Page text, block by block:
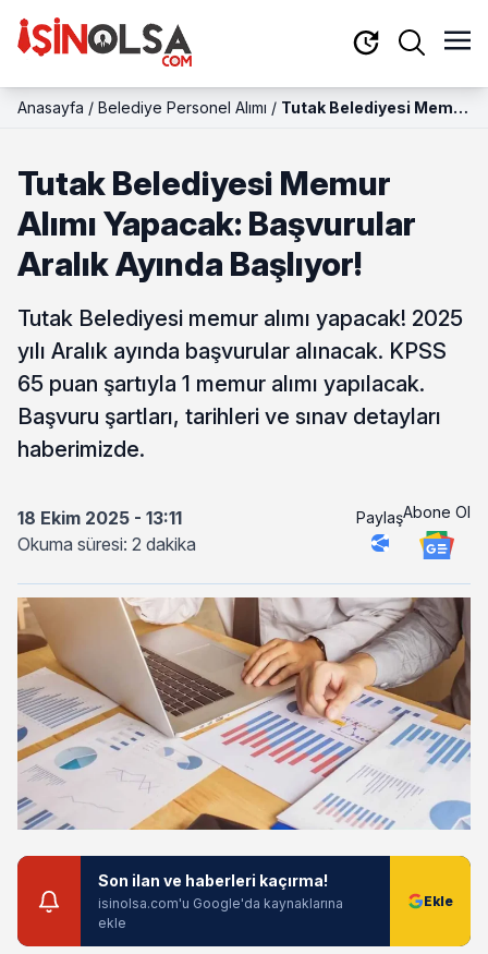
Anasayfa / Belediye Personel Alımı / Tutak Belediyesi Memur
Ayında Başlıyor!
Tutak Belediyesi Memur
Alımı Yapacak: Başvurular
Aralık Ayında Başlıyor!
Tutak Belediyesi memur alımı yapacak! 2025
yılı Aralık ayında başvurular alınacak. KPSS
65 puan şartıyla 1 memur alımı yapılacak.
Başvuru şartları, tarihleri ve sınav detayları
haberimizde.
18 Ekim 2025 - 13:11
Okuma süresi: 2 dakika
PaylaşAbone Ol
Son ilan ve haberleri kaçırma!
isinolsa.com'u Google'da kaynaklarına
ekle